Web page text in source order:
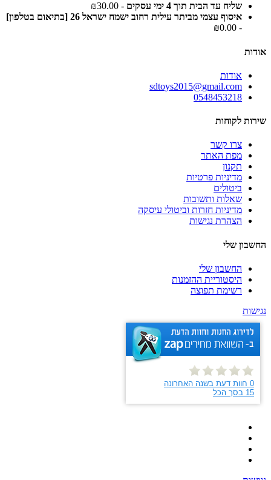
שליח עד הבית תוך 4 ימי עסקים
- ₪30.00
איסוף עצמי מביתר עילית רחוב ישמח ישראל 26 [בתיאום בטלפון]
- ₪0.00
אודות
אודות
sdtoys2015@gmail.com
0548453218
שירות לקוחות
צרו קשר
מפת האתר
תקנון
מדיניות פרטיות
ביטולים
שאלות ותשובות
מדיניות חזרות וביטולי עיסקה
הצהרת נגישות
החשבון שלי
החשבון שלי
היסטוריית ההזמנות
רשימת תפוצה
נגישות